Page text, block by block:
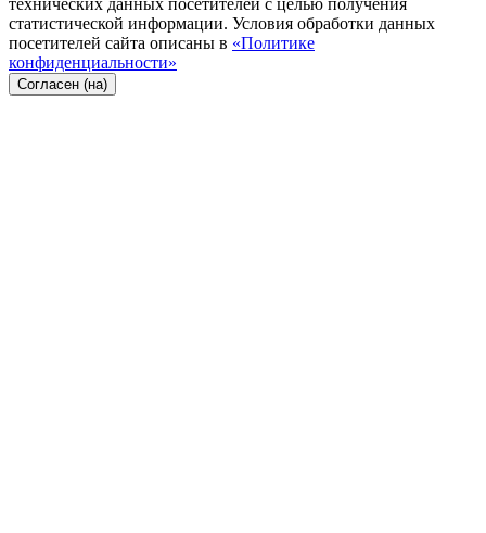
статистической информации. Условия обработки данных
посетителей сайта описаны в «Политике
конфиденциальности»
Согласен (на)